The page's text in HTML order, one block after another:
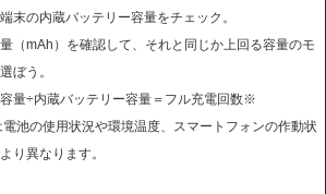
末の内蔵バッテリー容量をチェック。
（mAh）を確認して、それと同じか上回る容量のモ
ぼう。
量÷内蔵バッテリー容量＝フル充電回数※
池の使用状況や環境温度、スマートフォンの作動状
り異なります。